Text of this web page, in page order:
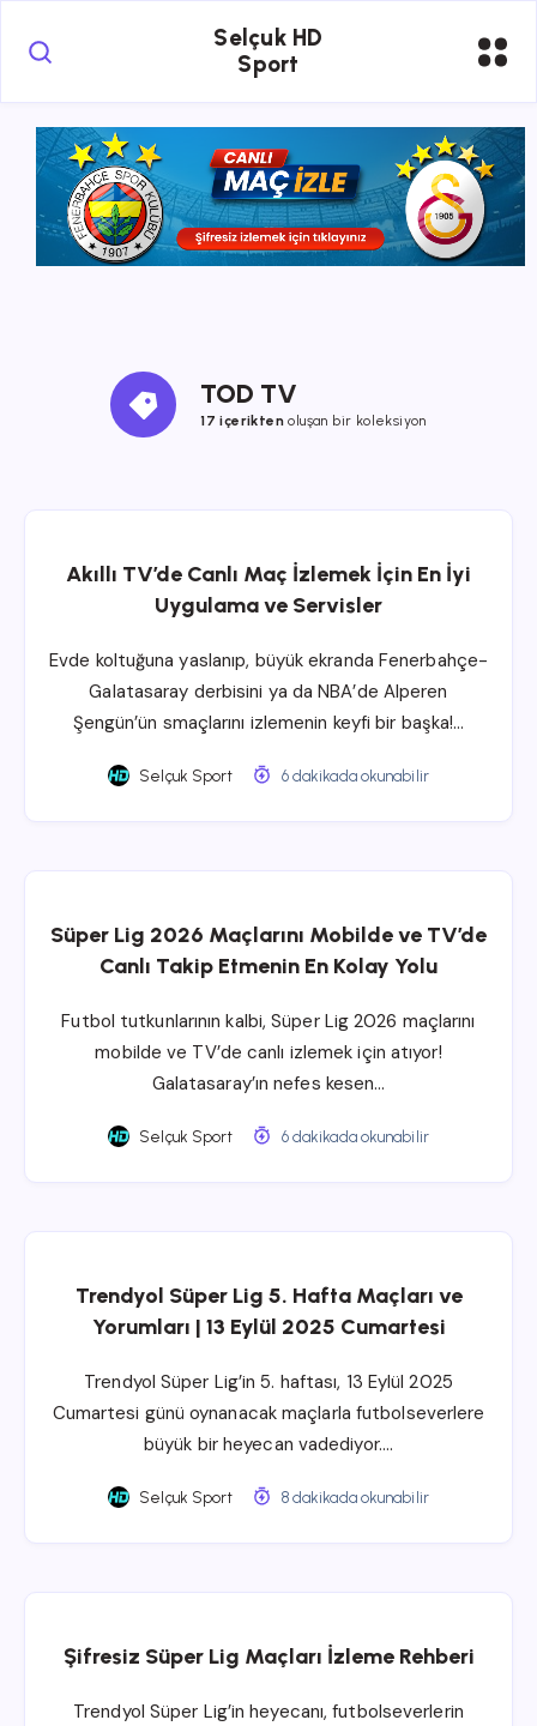
Selçuk HD
Sport
TOD TV
17 içerikten oluşan bir koleksiyon
Akıllı TV’de Canlı Maç İzlemek İçin En İyi
Uygulama ve Servisler
Evde koltuğuna yaslanıp, büyük ekranda Fenerbahçe-
Galatasaray derbisini ya da NBA’de Alperen
Şengün’ün smaçlarını izlemenin keyfi bir başka!…
Selçuk Sport 6 dakikada okunabilir
Süper Lig 2026 Maçlarını Mobilde ve TV’de
Canlı Takip Etmenin En Kolay Yolu
Futbol tutkunlarının kalbi, Süper Lig 2026 maçlarını
mobilde ve TV’de canlı izlemek için atıyor!
Galatasaray’ın nefes kesen…
Selçuk Sport 6 dakikada okunabilir
Trendyol Süper Lig 5. Hafta Maçları ve
Yorumları | 13 Eylül 2025 Cumartesi
Trendyol Süper Lig’in 5. haftası, 13 Eylül 2025
Cumartesi günü oynanacak maçlarla futbolseverlere
büyük bir heyecan vadediyor….
Selçuk Sport 8 dakikada okunabilir
Şifresiz Süper Lig Maçları İzleme Rehberi
Trendyol Süper Lig’in heyecanı, futbolseverlerin